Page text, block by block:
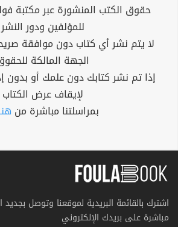
حقوق الكتب المنشورة عبر مكتبة
للمؤلفين ودور النشر
لا يتم نشر أي كتاب دون موافقة
الجهة المالكة
إذا تم نشر كتابك دون علمك أو بدون
لإيقاف عرض الكتاب
بمراسلتنا مباشرة من
اشترك بالقائمة البريدية لموقعنا وتوصل
مباشرة على بريدك الإلكتروني